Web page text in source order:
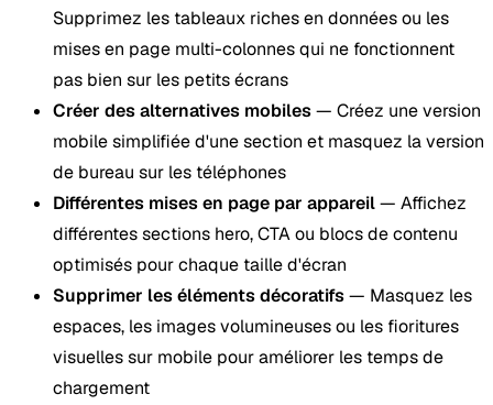
Supprimez les tableaux riches en données ou les
mises en page multi-colonnes qui ne fonctionnent
pas bien sur les petits écrans
Créer des alternatives mobiles— Créez une version
mobile simplifiée d'une section et masquez la version
de bureau sur les téléphones
Différentes mises en page par appareil— Affichez
différentes sections hero, CTA ou blocs de contenu
optimisés pour chaque taille d'écran
Supprimer les éléments décoratifs— Masquez les
espaces, les images volumineuses ou les fioritures
visuelles sur mobile pour améliorer les temps de
chargement